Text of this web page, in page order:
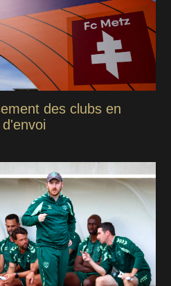
des clubs en